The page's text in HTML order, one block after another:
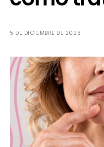
5 DE DICIEMBRE DE 2023